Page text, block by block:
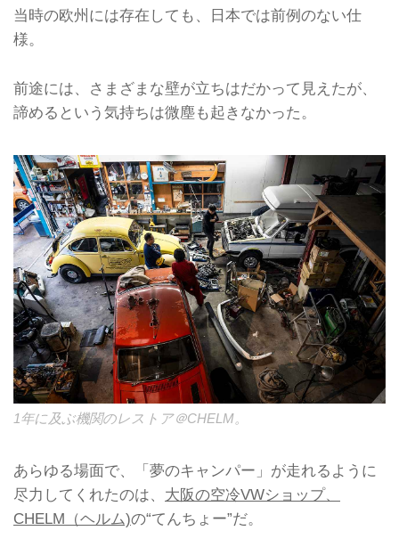
当時の欧州には存在しても、日本では前例のない仕
様。
前途には、さまざまな壁が立ちはだかって見えたが、
諦めるという気持ちは微塵も起きなかった。
1年に及ぶ機関のレストア＠CHELM。
あらゆる場面で、「夢のキャンパー」が走れるように
尽力してくれたのは、 大阪の空冷VWショップ、
CHELM（ヘルム)の“てんちょー”だ。